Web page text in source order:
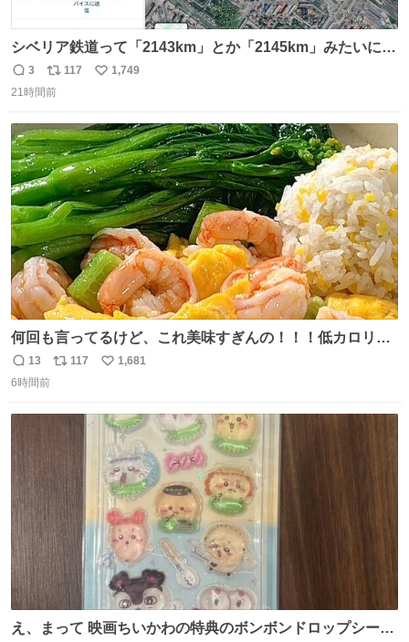
シベリア鉄道って「2143km」とか「2145km」みたいに、
モスクワからの距離名そのままの駅名があるんですね。
返
信
3
リ
ポ
ト
数
117
い
数
1,749
21時間前
何回も言ってるけど、これ美味すぎんの！！！低カロリー
で満足感エグいから一生食べてる😭
返
信
13
リ
117
い
数
1,681
6時間前
え、まって 映画ちいかわの特典のボンボンドロップシール